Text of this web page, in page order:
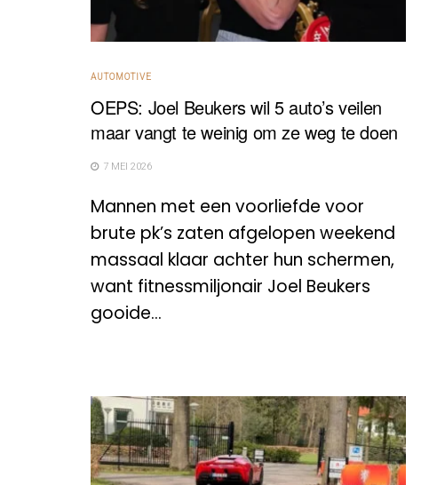
AUTOMOTIVE
OEPS: Joel Beukers wil 5 auto’s veilen
maar vangt te weinig om ze weg te doen
7 MEI 2026
Mannen met een voorliefde voor
brute pk’s zaten afgelopen weekend
massaal klaar achter hun schermen,
want fitnessmiljonair Joel Beukers
gooide...